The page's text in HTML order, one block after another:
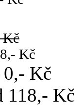
Kč
Kč
0,- Kč
118,- Kč